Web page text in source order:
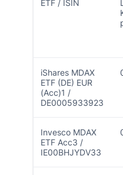
ETF / ISIN
iShares MDAX
ETF (DE) EUR
(Acc)1 /
DE0005933923
Invesco MDAX
ETF Acc3 /
IE00BHJYDV33